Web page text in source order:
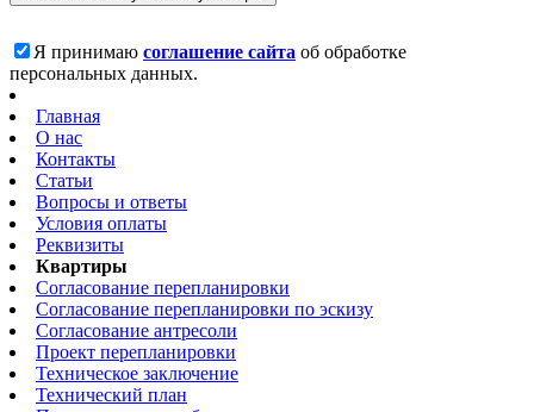
Я принимаю соглашение сайта об обработке
персональных данных.
Главная
О нас
Контакты
Статьи
Вопросы и ответы
Условия оплаты
Реквизиты
Квартиры
Согласование перепланировки
Согласование перепланировки по эскизу
Согласование антресоли
Проект перепланировки
Техническое заключение
Технический план